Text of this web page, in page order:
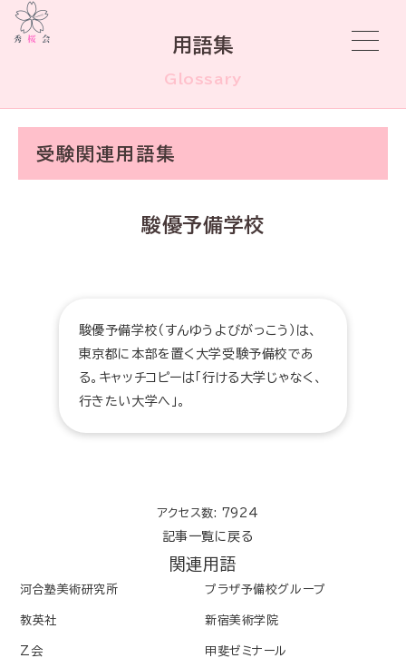
用語集
Glossary
受験関連用語集
駿優予備学校
駿優予備学校（すんゆうよびがっこう）は、
東京都に本部を置く大学受験予備校であ
る。キャッチコピーは「行ける大学じゃなく、
行きたい大学へ」。
アクセス数: 7924
記事一覧に戻る
関連用語
河合塾美術研究所 プラザ予備校グループ
教英社 新宿美術学院
Z会 甲斐ゼミナール